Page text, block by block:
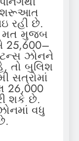
શરૂઆત
રહી છે.
મત મુજબ
25,600–
ઝોનને
તો બુલિશ
સત્રોમાં
26,000
શકે છે.
વધુ